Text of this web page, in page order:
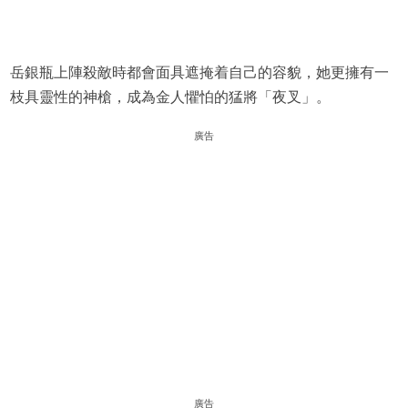
岳銀瓶上陣殺敵時都會面具遮掩着自己的容貌，她更擁有一
枝具靈性的神槍，成為金人懼怕的猛將「夜叉」。
廣告
廣告